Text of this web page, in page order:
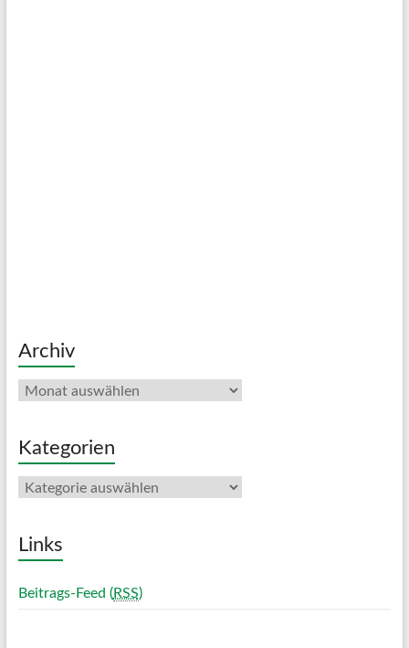
Archiv
Archiv
Kategorien
Kategorien
Links
Beitrags-Feed (RSS)